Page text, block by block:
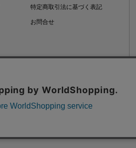
特定商取引法に基づく表記
お問合せ